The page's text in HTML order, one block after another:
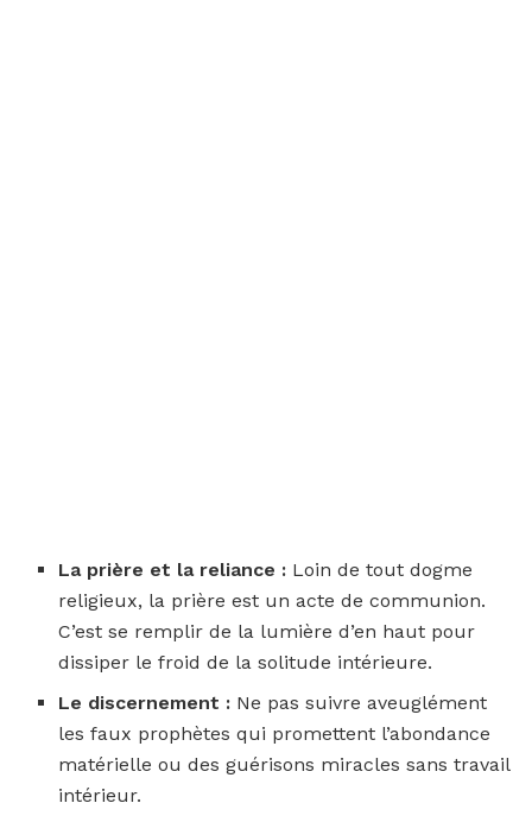
La prière et la reliance : Loin de tout dogme
religieux, la prière est un acte de communion.
C’est se remplir de la lumière d’en haut pour
dissiper le froid de la solitude intérieure.
Le discernement : Ne pas suivre aveuglément
les faux prophètes qui promettent l’abondance
matérielle ou des guérisons miracles sans travail
intérieur.